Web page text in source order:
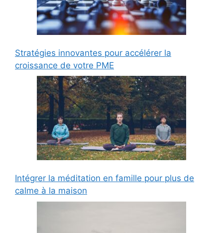
Stratégies innovantes pour accélérer la
croissance de votre PME
Intégrer la méditation en famille pour plus de
calme à la maison